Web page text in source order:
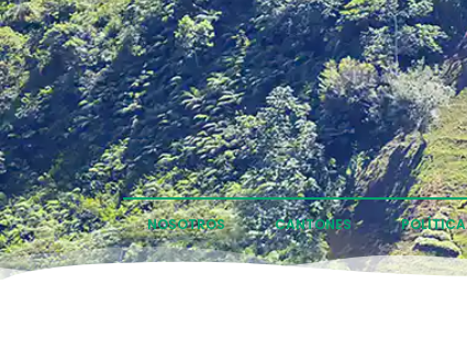
NOSOTROS CANTONES POLÍTICA